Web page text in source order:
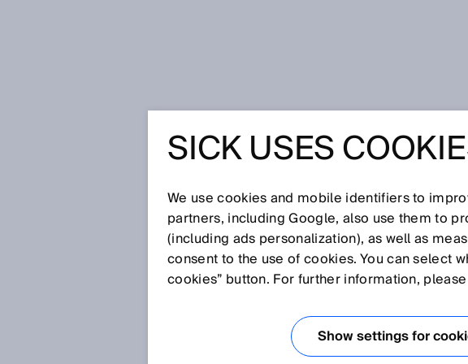
Glossar
[0-9] A B C D E F G H I J K L M
RINGSPEICHER
einem Speicher mit begrenztem
voll ist, werden die ältesten Inhalte
SICK USES
We use cookies and mobile identifiers to
partners, including Google, also use them to
(including ads personalization), as well as
consent to the use of cookies. You can select
cookies” button. For further information,
Show settings for